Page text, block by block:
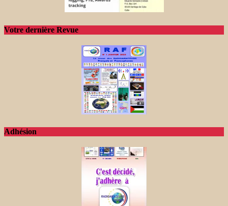
Votre dernière Revue
Adhésion